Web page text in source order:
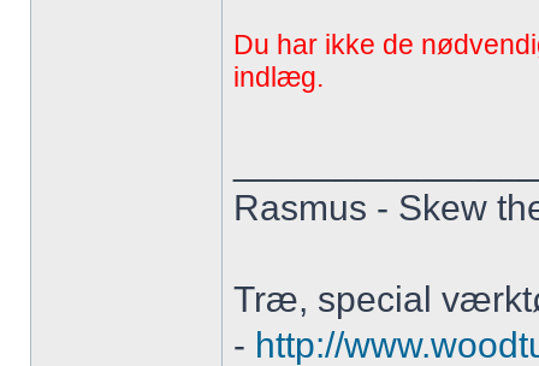
Du har ikke de
indlæg.
Rasmus - Skew
Træ, special
- http://